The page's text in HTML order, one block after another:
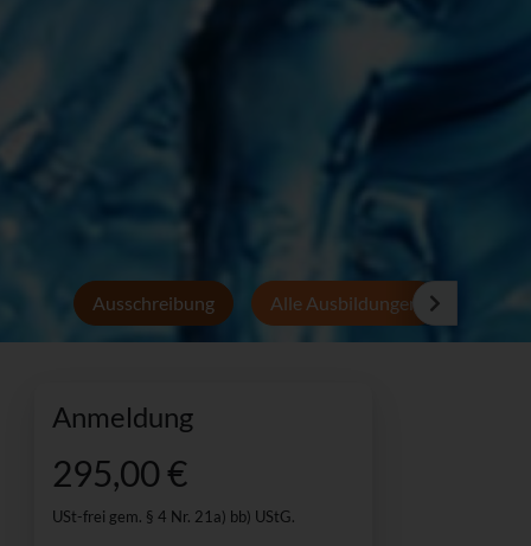
Ausschreibung Alle Ausbildungen
Anmeldung
295,00 €
USt-frei gem. § 4 Nr. 21a) bb) UStG.